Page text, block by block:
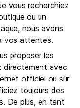
vous recherchiez
ou un
nous avons
vos attentes.
proposer les
directement avec
officiel ou sur
toujours des
De plus, en tant